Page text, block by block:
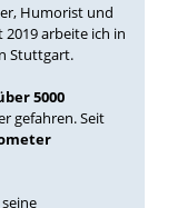
Humorist und
2019 arbeite ich in
Stuttgart.
5000
gefahren. Seit